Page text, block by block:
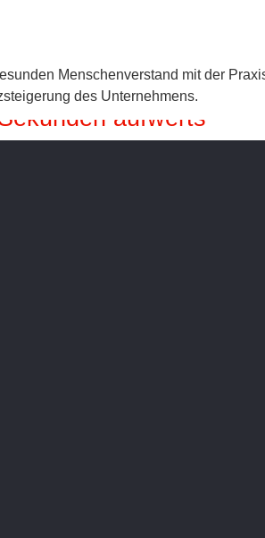
Menschenverstand mit der
des Unternehmens.
aufwerts